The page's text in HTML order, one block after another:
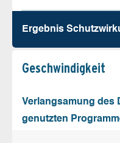
Ergebnis
Geschw­indigkeit
Verlangsamung des
genutzten